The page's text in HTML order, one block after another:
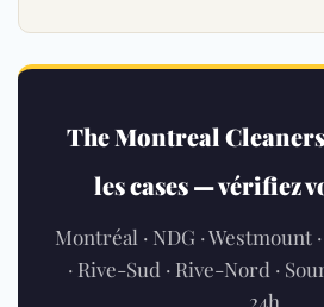
The Montreal
les cases — vérifiez
Montréal · NDG · Westmount
· Rive-Sud · Rive-Nord ·
24h.